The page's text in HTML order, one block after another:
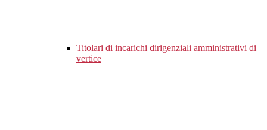
Titolari di incarichi dirigenziali amministrativi di
vertice